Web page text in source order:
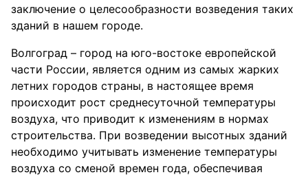
заключение о целесообразности возведения таких
зданий в нашем городе.
Волгоград – город на юго-востоке европейской
части России, является одним из самых жарких
летних городов страны, в настоящее время
происходит рост среднесуточной температуры
воздуха, что приводит к изменениям в нормах
строительства. При возведении высотных зданий
необходимо учитывать изменение температуры
воздуха со сменой времен года, обеспечивая